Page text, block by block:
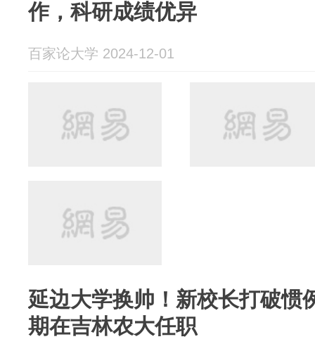
作，科研成绩优异
百家论大学 2024-12-01
延边大学换帅！新校长打破惯
期在吉林农大任职